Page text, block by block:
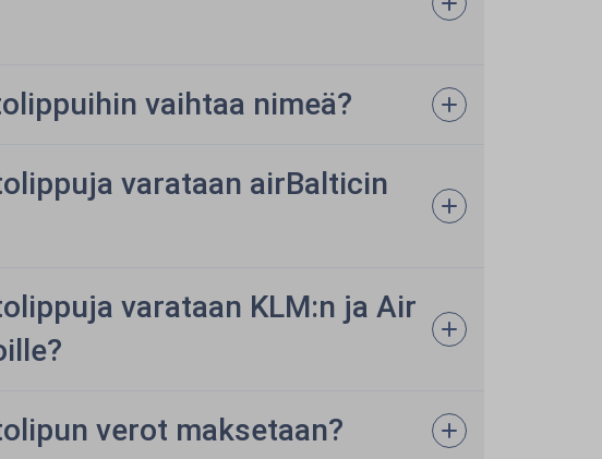
vaihtaa nimeä?
varataan airBalticin
varataan KLM:n ja Air
verot maksetaan?